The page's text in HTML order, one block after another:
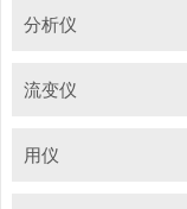
分析仪
流变仪
用仪